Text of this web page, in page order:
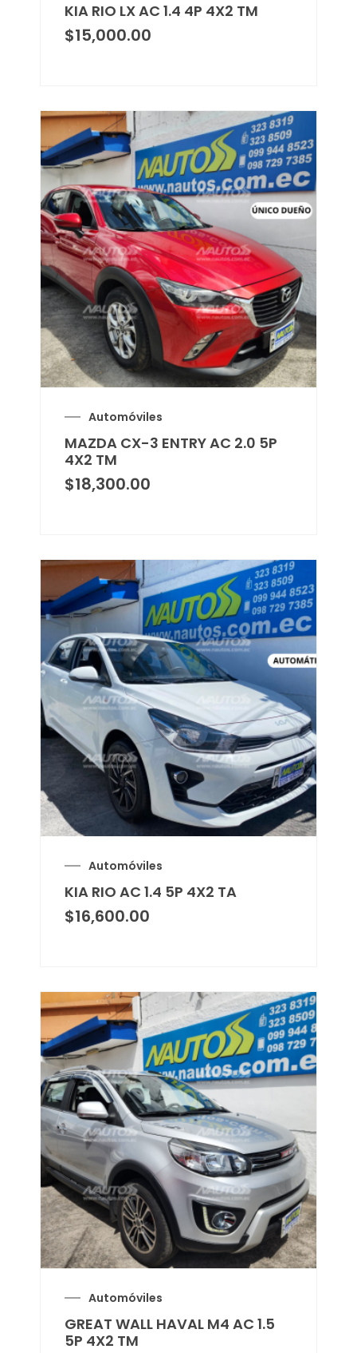
KIA RIO LX AC 1.4 4P 4X2 TM
$15,000.00
Automóviles
MAZDA CX-3 ENTRY AC 2.0 5P
4X2 TM
$18,300.00
Automóviles
KIA RIO AC 1.4 5P 4X2 TA
$16,600.00
Automóviles
GREAT WALL HAVAL M4 AC 1.5
5P 4X2 TM